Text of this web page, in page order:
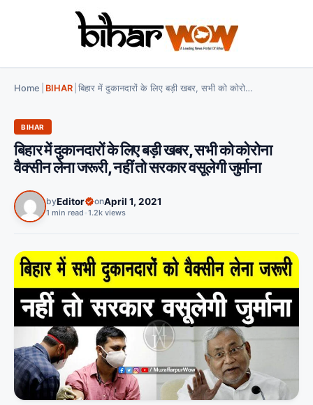
Home BIHAR बिहार में दुकानदारों के लिए बड़ी खबर, सभी को कोरोना वैक्सीन लेना जरूरी, नहीं तो सरकार वसूलेगी जुर्माना
BIHAR
बिहार में दुकानदारों के लिए बड़ी खबर, सभी को कोरोना
वैक्सीन लेना जरूरी, नहीं तो सरकार वसूलेगी जुर्माना
byEditor onApril 1, 2021
1 min read 1.2k views